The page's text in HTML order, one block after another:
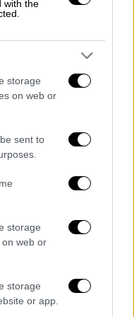
with the
storage
on web or
sent to
storage
web or
storage
or app.
απόφαση